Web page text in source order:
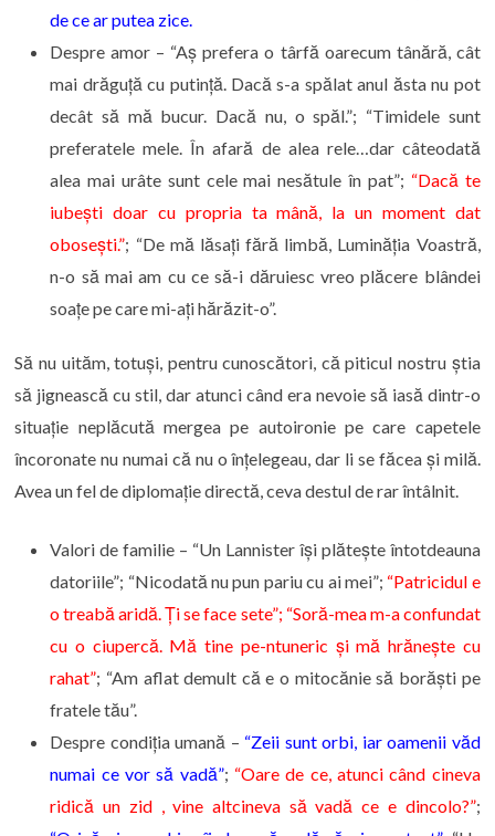
de ce ar putea zice.
Despre amor – “Aș prefera o târfă oarecum tânără, cât
mai drăguță cu putință. Dacă s-a spălat anul ăsta nu pot
decât să mă bucur. Dacă nu, o spăl.”; “Timidele sunt
preferatele mele. În afară de alea rele…dar câteodată
alea mai urâte sunt cele mai nesătule în pat”; “Dacă te
iubești doar cu propria ta mână, la un moment dat
obosești.”; “De mă lăsați fără limbă, Luminăția Voastră,
n-o să mai am cu ce să-i dăruiesc vreo plăcere blândei
soațe pe care mi-ați hărăzit-o”.
Să nu uităm, totuși, pentru cunoscători, că piticul nostru știa
să jignească cu stil, dar atunci când era nevoie să iasă dintr-o
situație neplăcută mergea pe autoironie pe care capetele
încoronate nu numai că nu o înțelegeau, dar li se făcea și milă.
Avea un fel de diplomație directă, ceva destul de rar întâlnit.
Valori de familie – “Un Lannister își plătește întotdeauna
datoriile”; “Nicodată nu pun pariu cu ai mei”; “Patricidul e
o treabă aridă. Ți se face sete”; “Soră-mea m-a confundat
cu o ciupercă. Mă tine pe-ntuneric și mă hrănește cu
rahat”; “Am aflat demult că e o mitocănie să borăști pe
fratele tău”.
Despre condiția umană – “Zeii sunt orbi, iar oamenii văd
numai ce vor să vadă”; “Oare de ce, atunci când cineva
ridică un zid , vine altcineva să vadă ce e dincolo?”;